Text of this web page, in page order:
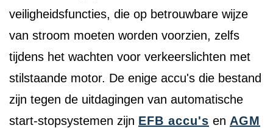
veiligheidsfuncties, die op betrouwbare wijze
van stroom moeten worden voorzien, zelfs
tijdens het wachten voor verkeerslichten met
stilstaande motor. De enige accu's die bestand
zijn tegen de uitdagingen van automatische
start-stopsystemen zijn EFB accu's en AGM